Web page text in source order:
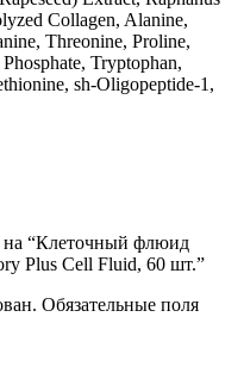
Collagen, Alanine,
Threonine, Proline,
Tryptophan,
sh-Oligopeptide-1,
на “Клеточный флюид
Plus Cell Fluid, 60 шт.”
Обязательные поля